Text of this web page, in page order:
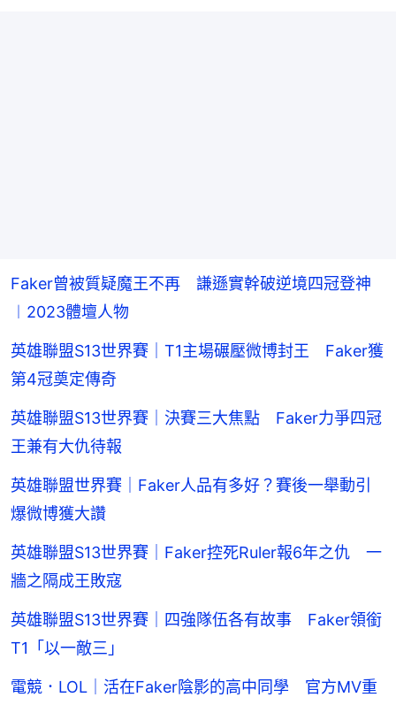
Faker曾被質疑魔王不再 謙遜實幹破逆境四冠登神
︱2023體壇人物
英雄聯盟S13世界賽｜T1主場碾壓微博封王 Faker獲
第4冠奠定傳奇
英雄聯盟S13世界賽｜決賽三大焦點 Faker力爭四冠
王兼有大仇待報
英雄聯盟世界賽｜Faker人品有多好？賽後一舉動引
爆微博獲大讚
英雄聯盟S13世界賽｜Faker控死Ruler報6年之仇 一
牆之隔成王敗寇
英雄聯盟S13世界賽｜四強隊伍各有故事 Faker領銜
T1「以一敵三」
電競．LOL｜活在Faker陰影的高中同學 官方MV重